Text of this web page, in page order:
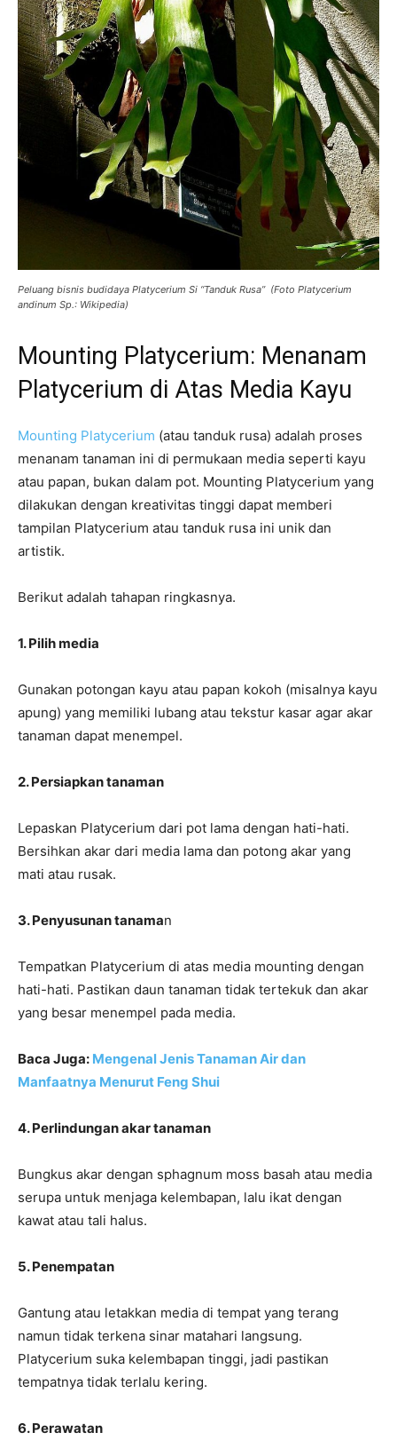
Peluang bisnis budidaya Platycerium Si “Tanduk Rusa” (Foto Platycerium
andinum Sp.: Wikipedia)
Mounting Platycerium: Menanam
Platycerium di Atas Media Kayu
Mounting Platycerium (atau tanduk rusa) adalah proses
menanam tanaman ini di permukaan media seperti kayu
atau papan, bukan dalam pot. Mounting Platycerium yang
dilakukan dengan kreativitas tinggi dapat memberi
tampilan Platycerium atau tanduk rusa ini unik dan
artistik.
Berikut adalah tahapan ringkasnya.
1. Pilih media
Gunakan potongan kayu atau papan kokoh (misalnya kayu
apung) yang memiliki lubang atau tekstur kasar agar akar
tanaman dapat menempel.
2. Persiapkan tanaman
Lepaskan Platycerium dari pot lama dengan hati-hati.
Bersihkan akar dari media lama dan potong akar yang
mati atau rusak.
3. Penyusunan tanaman
Tempatkan Platycerium di atas media mounting dengan
hati-hati. Pastikan daun tanaman tidak tertekuk dan akar
yang besar menempel pada media.
Baca Juga: Mengenal Jenis Tanaman Air dan
Manfaatnya Menurut Feng Shui
4. Perlindungan akar tanaman
Bungkus akar dengan sphagnum moss basah atau media
serupa untuk menjaga kelembapan, lalu ikat dengan
kawat atau tali halus.
5. Penempatan
Gantung atau letakkan media di tempat yang terang
namun tidak terkena sinar matahari langsung.
Platycerium suka kelembapan tinggi, jadi pastikan
tempatnya tidak terlalu kering.
6. Perawatan